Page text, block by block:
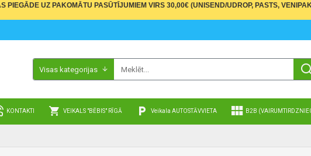
PIEGĀDE UZ PAKOMĀTU PASŪTĪJUMIEM VIRS 30,00€ (UNISEND/UDROP, PASTS,
Visas kategorijas
KONTAKTI VEIKALS "BĒBIS" RĪGĀ Veikala AUTOSTĀVVIETA B2B